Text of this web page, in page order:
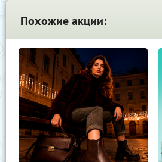
Похожие акции: